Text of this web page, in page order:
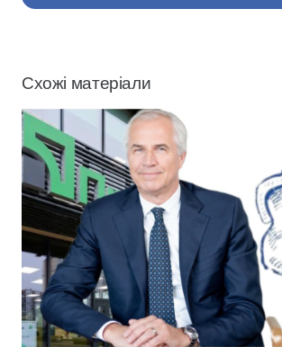
Схожі матеріали